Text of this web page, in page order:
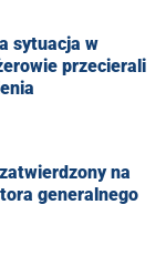
sytuacja w
przecierali
na
generalnego